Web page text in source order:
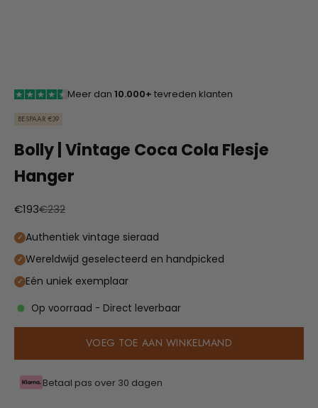
Meer dan 10.000+ tevreden klanten
BESPAAR €39
Bolly | Vintage Coca Cola Flesje
Hanger
Aanbiedingsprijs
€193Normale prijs
€232
Authentiek vintage sieraad
Wereldwijd geselecteerd en handpicked
Eén uniek exemplaar
Op voorraad - Direct leverbaar
VOEG TOE AAN WINKELMAND
Betaal pas over 30 dagen